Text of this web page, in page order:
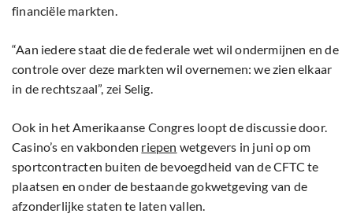
financiële markten.
“Aan iedere staat die de federale wet wil ondermijnen en de
controle over deze markten wil overnemen: we zien elkaar
in de rechtszaal”, zei Selig.
Ook in het Amerikaanse Congres loopt de discussie door.
Casino’s en vakbonden riepen wetgevers in juni op om
sportcontracten buiten de bevoegdheid van de CFTC te
plaatsen en onder de bestaande gokwetgeving van de
afzonderlijke staten te laten vallen.